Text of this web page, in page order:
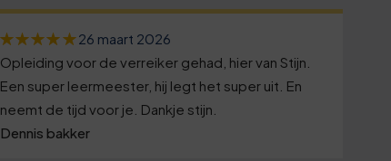
26 maart 2026
Opleiding voor de verreiker gehad, hier van Stijn.
Een super leermeester, hij legt het super uit. En
neemt de tijd voor je. Dankje stijn.
Dennis bakker